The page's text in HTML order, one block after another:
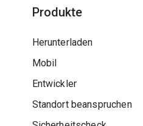
Produkte
Herunterladen
Mobil
Entwickler
Standort beanspruchen